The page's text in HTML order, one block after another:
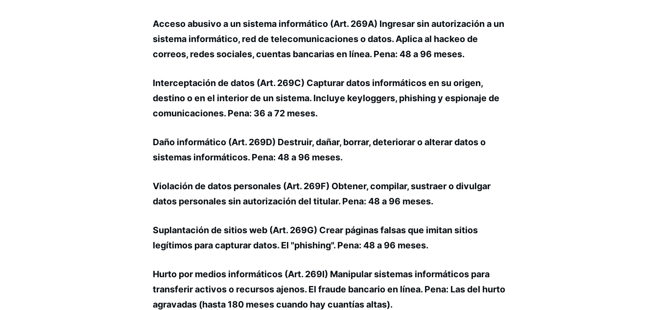
Acceso abusivo a un sistema informático (Art. 269A) Ingresar sin autorización a un
sistema informático, red de telecomunicaciones o datos. Aplica al hackeo de
correos, redes sociales, cuentas bancarias en línea. Pena: 48 a 96 meses.
Interceptación de datos (Art. 269C) Capturar datos informáticos en su origen,
destino o en el interior de un sistema. Incluye keyloggers, phishing y espionaje de
comunicaciones. Pena: 36 a 72 meses.
Daño informático (Art. 269D) Destruir, dañar, borrar, deteriorar o alterar datos o
sistemas informáticos. Pena: 48 a 96 meses.
Violación de datos personales (Art. 269F) Obtener, compilar, sustraer o divulgar
datos personales sin autorización del titular. Pena: 48 a 96 meses.
Suplantación de sitios web (Art. 269G) Crear páginas falsas que imitan sitios
legítimos para capturar datos. El "phishing". Pena: 48 a 96 meses.
Hurto por medios informáticos (Art. 269I) Manipular sistemas informáticos para
transferir activos o recursos ajenos. El fraude bancario en línea. Pena: Las del hurto
agravadas (hasta 180 meses cuando hay cuantías altas).